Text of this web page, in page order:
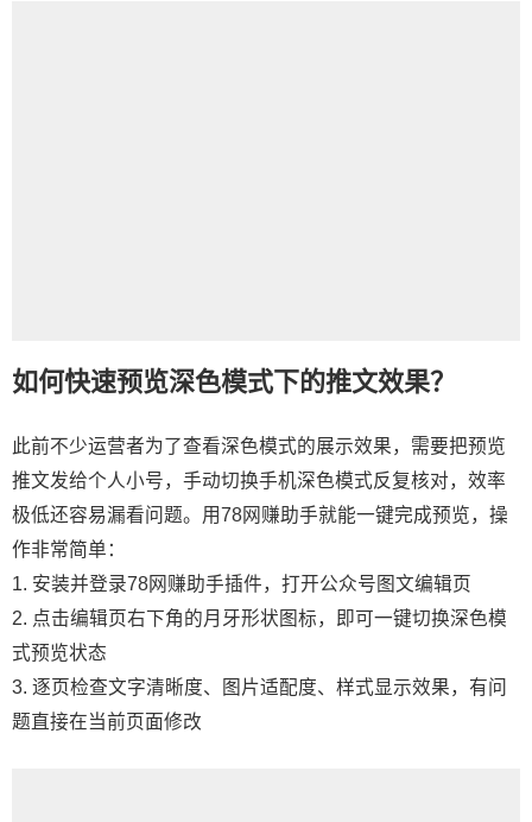
如何快速预览深色模式下的推文效果？
此前不少运营者为了查看深色模式的展示效果，需要把预览
推文发给个人小号，手动切换手机深色模式反复核对，效率
极低还容易漏看问题。用78网赚助手就能一键完成预览，操
作非常简单：
1. 安装并登录78网赚助手插件，打开公众号图文编辑页
2. 点击编辑页右下角的月牙形状图标，即可一键切换深色模
式预览状态
3. 逐页检查文字清晰度、图片适配度、样式显示效果，有问
题直接在当前页面修改